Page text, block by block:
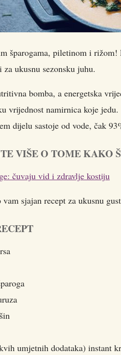
šparogama, piletinom i
ukusnu sezonsku juhu.
bomba, a energetska
vrijednost namirnica koje jedu.
dijelu sastoje od vode, čak
VIŠE O TOME KAKO
čuvaju vid i zdravlje kostiju
sjajan recept za ukusnu
umjetnih dodataka) instant